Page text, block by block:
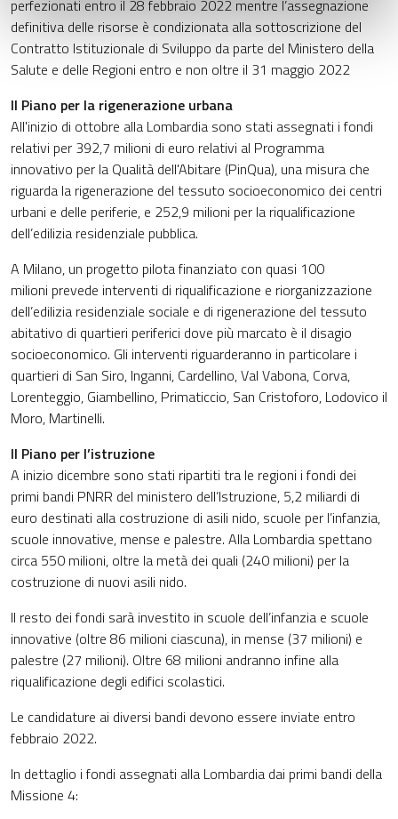
perfezionati entro il 28 febbraio 2022 mentre l’assegnazione
definitiva delle risorse è condizionata alla sottoscrizione del
Contratto Istituzionale di Sviluppo da parte del Ministero della
Salute e delle Regioni entro e non oltre il 31 maggio 2022
Il Piano per la rigenerazione urbana
All'inizio di ottobre alla Lombardia sono stati assegnati i fondi
relativi per 392,7 milioni di euro relativi al Programma
innovativo per la Qualità dell'Abitare (PinQua), una misura che
riguarda la rigenerazione del tessuto socioeconomico dei centri
urbani e delle periferie, e 252,9 milioni per la riqualificazione
dell’edilizia residenziale pubblica.
A Milano, un progetto pilota finanziato con quasi 100
milioni prevede interventi di riqualificazione e riorganizzazione
dell’edilizia residenziale sociale e di rigenerazione del tessuto
abitativo di quartieri periferici dove più marcato è il disagio
socioeconomico. Gli interventi riguarderanno in particolare i
quartieri di San Siro, Inganni, Cardellino, Val Vabona, Corva,
Lorenteggio, Giambellino, Primaticcio, San Cristoforo, Lodovico il
Moro, Martinelli.
Il Piano per l’istruzione
A inizio dicembre sono stati ripartiti tra le regioni i fondi dei
primi bandi PNRR del ministero dell’Istruzione, 5,2 miliardi di
euro destinati alla costruzione di asili nido, scuole per l’infanzia,
scuole innovative, mense e palestre. Alla Lombardia spettano
circa 550 milioni, oltre la metà dei quali (240 milioni) per la
costruzione di nuovi asili nido.
Il resto dei fondi sarà investito in scuole dell’infanzia e scuole
innovative (oltre 86 milioni ciascuna), in mense (37 milioni) e
palestre (27 milioni). Oltre 68 milioni andranno infine alla
riqualificazione degli edifici scolastici.
Le candidature ai diversi bandi devono essere inviate entro
febbraio 2022.
In dettaglio i fondi assegnati alla Lombardia dai primi bandi della
Missione 4: